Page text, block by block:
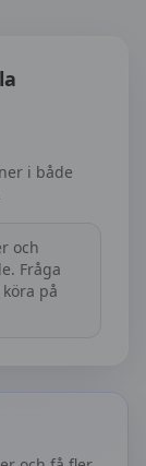
i både
och
Fråga
på